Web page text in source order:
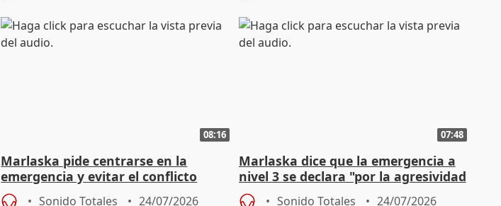
08:16
Marlaska pide centrarse en la
emergencia y evitar el conflicto
político
Sonido Totales 24/07/2026
07:48
Marlaska dice que la emergencia a
nivel 3 se declara "por la agresividad
de los incendios"
Sonido Totales 24/07/2026